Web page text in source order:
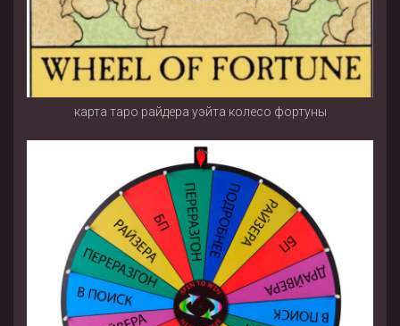
карта таро райдера уэйта колесо фортуны